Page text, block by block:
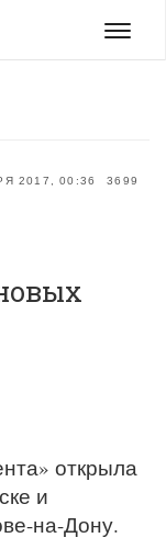
Меню
2017, 00:36 3699
открыла
и
на-Дону.